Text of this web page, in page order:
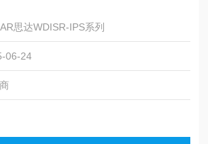
思达WDISR-IPS系列
06-24